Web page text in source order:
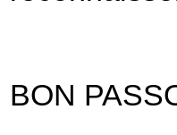
BON